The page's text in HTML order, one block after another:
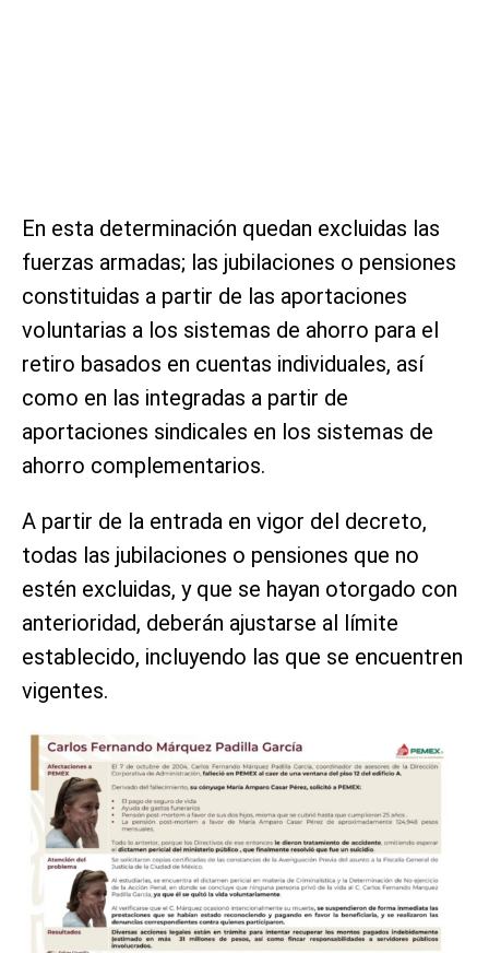
En esta determinación quedan excluidas las
fuerzas armadas; las jubilaciones o pensiones
constituidas a partir de las aportaciones
voluntarias a los sistemas de ahorro para el
retiro basados en cuentas individuales, así
como en las integradas a partir de
aportaciones sindicales en los sistemas de
ahorro complementarios.
A partir de la entrada en vigor del decreto,
todas las jubilaciones o pensiones que no
estén excluidas, y que se hayan otorgado con
anterioridad, deberán ajustarse al límite
establecido, incluyendo las que se encuentren
vigentes.